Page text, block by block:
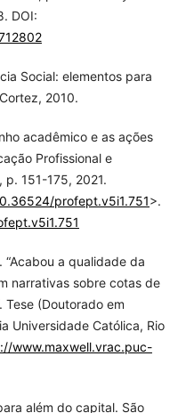
DOI:
Social: elementos para
2010.
acadêmico e as ações
Profissional e
p. 151-175, 2021.
profept.v5i1.751>.
“Acabou a qualidade da
narrativas sobre cotas de
Tese (Doutorado em
Universidade Católica, Rio
www.maxwell.vrac.puc-
além do capital. São